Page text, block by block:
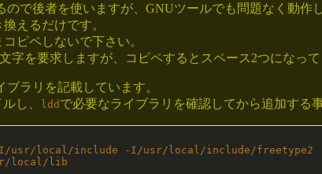
ので後者を使いますが、GNUツールでも問題なく動作
えるだけです。
ピペしないで下さい。
字を要求しますが、コピペするとスペース2つになって
ブラリを記載しています。
し、
ldd で必要なライブラリを確認してから追加する
-I/usr/local/include -I/usr/local/include/freetype2
local/lib